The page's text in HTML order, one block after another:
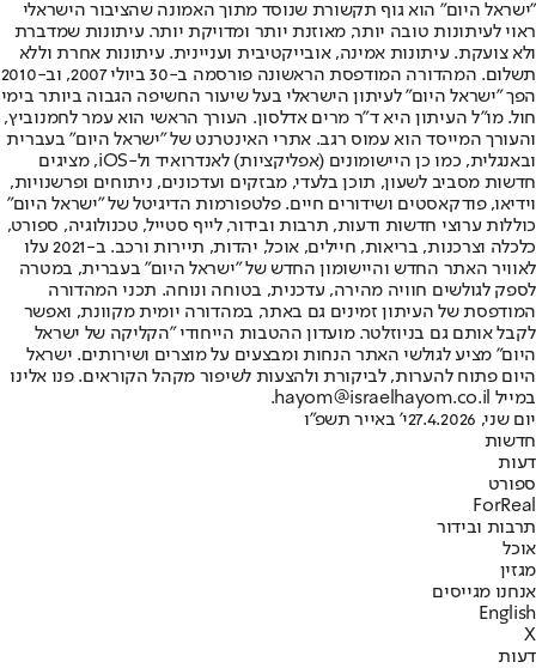
"ישראל היום" הוא גוף תקשורת שנוסד מתוך האמונה שהציבור הישראלי
ראוי לעיתונות טובה יותר, מאוזנת יותר ומדויקת יותר. עיתונות שמדברת
ולא צועקת. עיתונות אמינה, אובייקטיבית ועניינית. עיתונות אחרת וללא
תשלום. המהדורה המודפסת הראשונה פורסמה ב-30 ביולי 2007, וב-2010
הפך "ישראל היום" לעיתון הישראלי בעל שיעור החשיפה הגבוה ביותר בימי
חול. מו"ל העיתון היא ד"ר מרים אדלסון. העורך הראשי הוא עמר לחמנוביץ,
והעורך המייסד הוא עמוס רגב. אתרי האינטרנט של "ישראל היום" בעברית
ובאנגלית, כמו כן היישומונים (אפליקציות) לאנדרואיד ול-iOS, מציגים
חדשות מסביב לשעון, תוכן בלעדי, מבזקים ועדכונים, ניתוחים ופרשנויות,
וידיאו, פודקאסטים ושידורים חיים. פלטפורמות הדיגיטל של "ישראל היום"
כוללות ערוצי חדשות ודעות, תרבות ובידור, לייף סטייל, טכנולוגיה, ספורט,
כלכלה וצרכנות, בריאות, חיילים, אוכל, יהדות, תיירות ורכב. ב-2021 עלו
לאוויר האתר החדש והיישומון החדש של "ישראל היום" בעברית, במטרה
לספק לגולשים חוויה מהירה, עדכנית, בטוחה ונוחה. תכני המהדורה
המודפסת של העיתון זמינים גם באתר, במהדורה יומית מקוונת, ואפשר
לקבל אותם גם בניוזלטר. מועדון ההטבות הייחודי "הקליקה של ישראל
היום" מציע לגולשי האתר הנחות ומבצעים על מוצרים ושירותים. ישראל
היום פתוח להערות, לביקורת ולהצעות לשיפור מקהל הקוראים. פנו אלינו
במייל hayom@israelhayom.co.il.
יום שני, 27.4.2026
י' באייר תשפ"ו
חדשות
דעות
ספורט
ForReal
תרבות ובידור
אוכל
מגזין
אנחנו מגייסים
English
X
דעות